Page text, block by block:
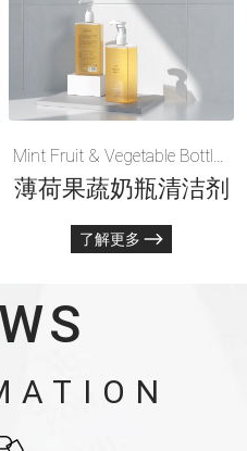
薄荷果蔬奶瓶清洁剂
了解更多